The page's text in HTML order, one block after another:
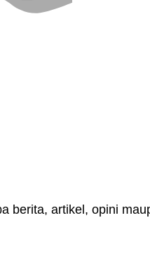
berita, artikel, opini